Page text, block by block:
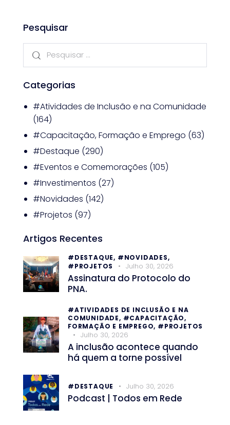
Pesquisar
Categorias
#Atividades de Inclusão e na Comunidade
(164)
#Capacitação, Formação e Emprego (63)
#Destaque (290)
#Eventos e Comemorações (105)
#Investimentos (27)
#Novidades (142)
#Projetos (97)
Artigos Recentes
#DESTAQUE, #NOVIDADES,
#PROJETOS
Julho 30, 2026
Assinatura do Protocolo do
PNA.
#ATIVIDADES DE INCLUSÃO E NA
COMUNIDADE, #CAPACITAÇÃO,
FORMAÇÃO E EMPREGO, #PROJETOS
Julho 30, 2026
A inclusão acontece quando
há quem a torne possível
#DESTAQUE Julho 30, 2026
Podcast | Todos em Rede